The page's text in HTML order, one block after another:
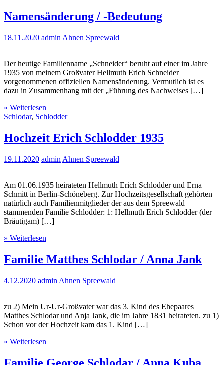
Namensänderung / -Bedeutung
18.11.2020 admin Ahnen Spreewald
Der heutige Familienname „Schneider“ beruht auf einer im Jahre
1935 von meinem Großvater Hellmuth Erich Schneider
vorgenommenen offiziellen Namensänderung. Vermutlich ist es
dazu in Zusammenhang mit der „Führung des Nachweises […]
» Weiterlesen
Schlodar, Schlodder
Hochzeit Erich Schlodder 1935
19.11.2020 admin Ahnen Spreewald
Am 01.06.1935 heirateten Hellmuth Erich Schlodder und Erna
Schmitt in Berlin-Schöneberg. Zur Hochzeitsgesellschaft gehörten
natürlich auch Familienmitglieder der aus dem Spreewald
stammenden Familie Schlodder: 1: Hellmuth Erich Schlodder (der
Bräutigam) […]
» Weiterlesen
Familie Matthes Schlodar / Anna Jank
4.12.2020 admin Ahnen Spreewald
zu 2) Mein Ur-Ur-Großvater war das 3. Kind des Ehepaares
Matthes Schlodar und Anja Jank, die im Jahre 1831 heirateten. zu 1)
Schon vor der Hochzeit kam das 1. Kind […]
» Weiterlesen